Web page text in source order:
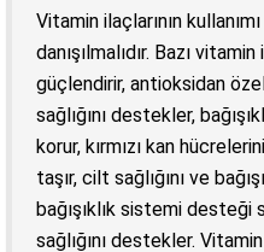
Vitamin ilaçlarının
danışılmalıdır. Bazı
güçlendirir, antioksidan
sağlığını destekler,
korur, kırmızı kan
taşır, cilt sağlığını ve
bağışıklık sistemi desteği
sağlığını destekler.